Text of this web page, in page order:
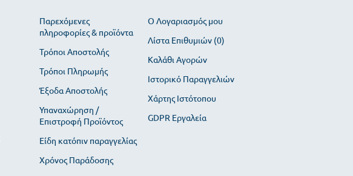
Παρεχόμενες
πληροφορίες & προϊόντα
Τρόποι Αποστολής
Τρόποι Πληρωμής
Έξοδα Αποστολής
Υπαναχώρηση /
Επιστροφή Προϊόντος
Είδη κατόπιν παραγγελίας
Χρόνος Παράδοσης
O Λογαριασμός μου
Λίστα Επιθυμιών (0)
Καλάθι Αγορών
Ιστορικό Παραγγελιών
Χάρτης Ιστότοπου
GDPR Εργαλεία